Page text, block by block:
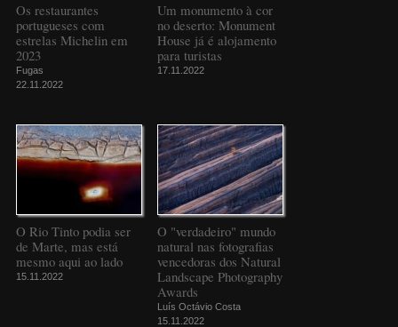
Os restaurantes
portugueses com
estrelas Michelin em
2023
Fugas
22.11.2022
Um monumento à cor
no deserto: Monument
House já é alojamento
para turistas
17.11.2022
O Rio Tinto podia ser
de Marte, mas está
mesmo aqui ao lado
15.11.2022
O "verdadeiro" mundo
natural nas fotografias
vencedoras dos Natural
Landscape Photography
Awards
Luís Octávio Costa
15.11.2022